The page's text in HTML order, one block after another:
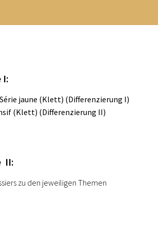
I:
jaune (Klett) (Differenzierung I)
(Klett) (Differenzierung II)
II:
zu den jeweiligen Themen